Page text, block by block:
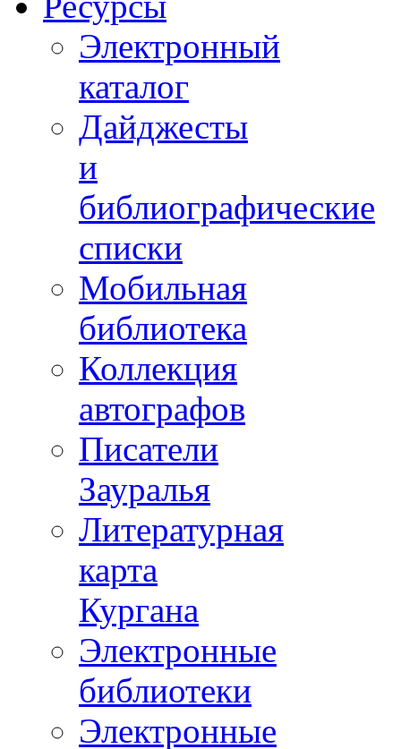
Электронный
каталог
Дайджесты
и
библиографические
списки
Мобильная
библиотека
Коллекция
автографов
Писатели
Зауралья
Литературная
карта
Кургана
Электронные
библиотеки
Электронные